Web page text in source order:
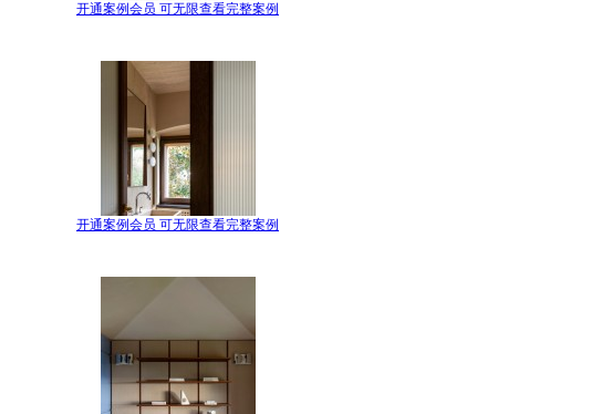
开通案例会员 可无限查看完整案例
开通案例会员 可无限查看完整案例